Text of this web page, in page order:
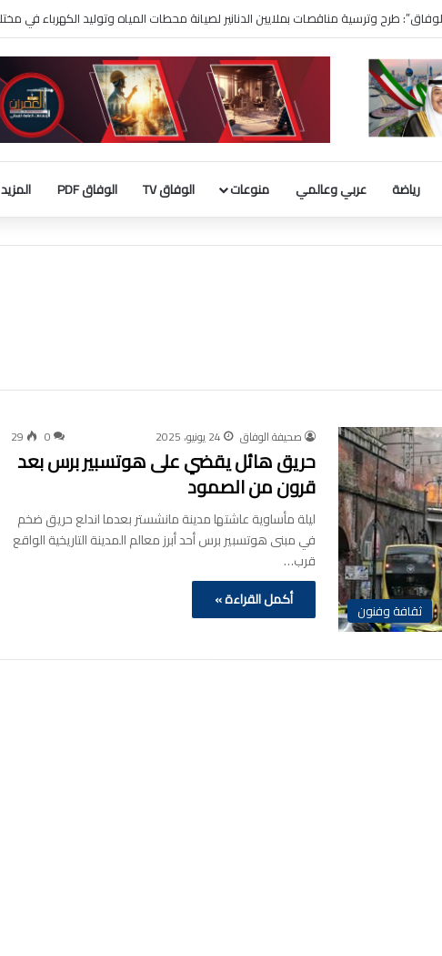
يرتفع 2.83 دولار ليبلغ 75.27 دولار
رياضة عربي وعالمي منوعات الوفاق TV الوفاق PDF المزيد
ثقافة وفنون
صحيفة الوفاق 24 يونيو، 2025 0
29
حريق هائل يقضي على هوتسبير برس بعد
قرون من الصمود
ليلة مأساوية عاشتها مدينة مانشستر بعدما اندلع حريق ضخم
في مبنى هوتسبير برس أحد أبرز معالم المدينة التاريخية الواقع
قرب…
أكمل القراءة »